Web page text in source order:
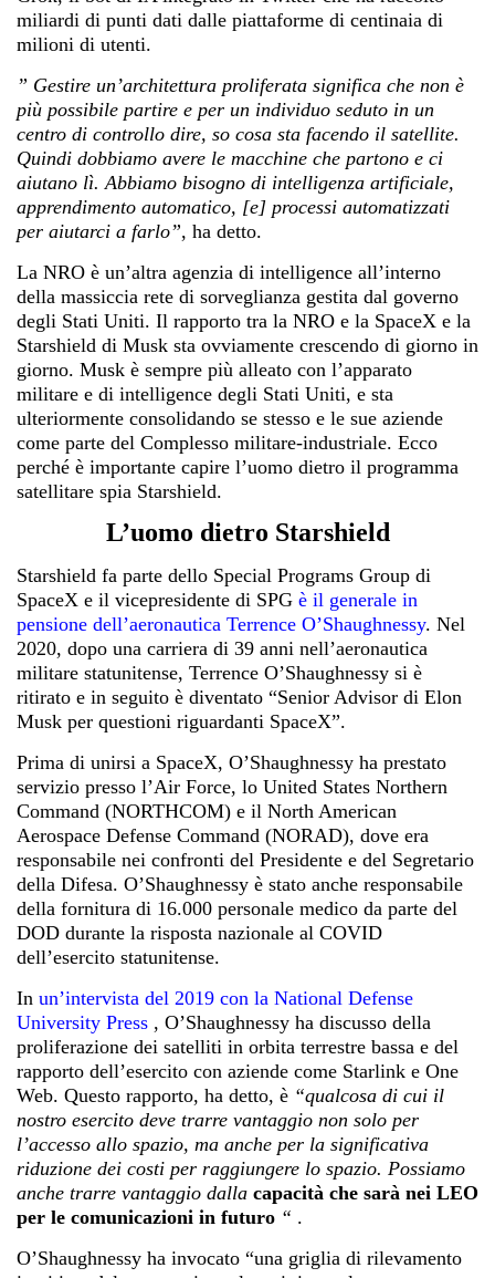
miliardi di punti dati dalle piattaforme di centinaia di
milioni di utenti.
” Gestire un’architettura proliferata significa che non è
più possibile partire e per un individuo seduto in un
centro di controllo dire, so cosa sta facendo il satellite.
Quindi dobbiamo avere le macchine che partono e ci
aiutano lì. Abbiamo bisogno di intelligenza artificiale,
apprendimento automatico, [e] processi automatizzati
per aiutarci a farlo”, ha detto.
La NRO è un’altra agenzia di intelligence all’interno
della massiccia rete di sorveglianza gestita dal governo
degli Stati Uniti. Il rapporto tra la NRO e la SpaceX e la
Starshield di Musk sta ovviamente crescendo di giorno in
giorno. Musk è sempre più alleato con l’apparato
militare e di intelligence degli Stati Uniti, e sta
ulteriormente consolidando se stesso e le sue aziende
come parte del Complesso militare-industriale. Ecco
perché è importante capire l’uomo dietro il programma
satellitare spia Starshield.
L’uomo dietro Starshield
Starshield fa parte dello Special Programs Group di
SpaceX e il vicepresidente di SPG è il generale in
pensione dell’aeronautica Terrence O’Shaughnessy. Nel
2020, dopo una carriera di 39 anni nell’aeronautica
militare statunitense, Terrence O’Shaughnessy si è
ritirato e in seguito è diventato “Senior Advisor di Elon
Musk per questioni riguardanti SpaceX”.
Prima di unirsi a SpaceX, O’Shaughnessy ha prestato
servizio presso l’Air Force, lo United States Northern
Command (NORTHCOM) e il North American
Aerospace Defense Command (NORAD), dove era
responsabile nei confronti del Presidente e del Segretario
della Difesa. O’Shaughnessy è stato anche responsabile
della fornitura di 16.000 personale medico da parte del
DOD durante la risposta nazionale al COVID
dell’esercito statunitense.
In un’intervista del 2019 con la National Defense
University Press , O’Shaughnessy ha discusso della
proliferazione dei satelliti in orbita terrestre bassa e del
rapporto dell’esercito con aziende come Starlink e One
Web. Questo rapporto, ha detto, è “qualcosa di cui il
nostro esercito deve trarre vantaggio non solo per
l’accesso allo spazio, ma anche per la significativa
riduzione dei costi per raggiungere lo spazio. Possiamo
anche trarre vantaggio dalla capacità che sarà nei LEO
per le comunicazioni in futuro “ .
O’Shaughnessy ha invocato “una griglia di rilevamento